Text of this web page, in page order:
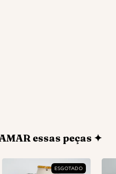
essas peças ✦
ESGOTADO